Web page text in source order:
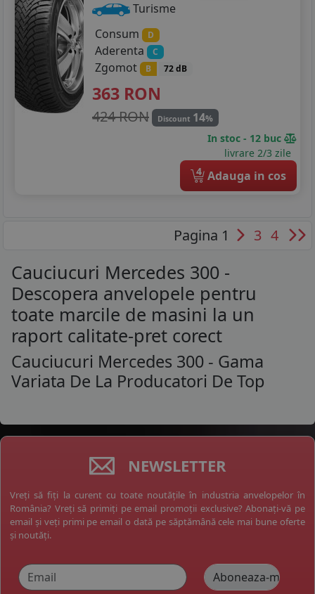
Turisme
Consum
D
Aderenta C
Zgomot B 72 dB
363 RON
424 RON Discount 14%
In stoc - 12 buc
livrare 2/3 zile
4 Adauga in cos
Pagina 1 3 4
Cauciucuri Mercedes 300 -
Descopera anvelopele pentru
toate marcile de masini la un
raport calitate-pret corect
Cauciucuri Mercedes 300 - Gama
Variata De La Producatori De Top
NEWSLETTER
Vreți să fiți la curent cu toate noutățile în industria anvelopelor în
România? Vreți să primiți pe email promoții exclusive? Abonați-vă pe
email și veți primi pe email o dată pe săptămână cele mai bune oferte
și noutăți.